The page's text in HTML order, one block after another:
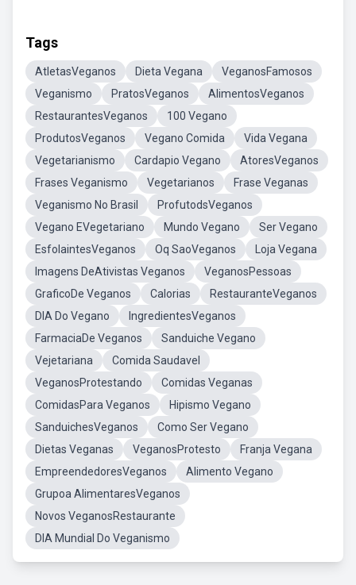
Tags
AtletasVeganos Dieta Vegana
VeganosFamosos
Veganismo
PratosVeganos
AlimentosVeganos
RestaurantesVeganos
100 Vegano
ProdutosVeganos
Vegano Comida
Vida Vegana
Vegetarianismo
Cardapio Vegano
AtoresVeganos
Frases Veganismo
Vegetarianos
Frase Veganas
Veganismo No Brasil
ProfutodsVeganos
Vegano EVegetariano
Mundo Vegano
Ser Vegano
EsfolaintesVeganos
Oq SaoVeganos
Loja Vegana
Imagens DeAtivistas Veganos
VeganosPessoas
GraficoDe Veganos
Calorias
RestauranteVeganos
DIA Do Vegano
IngredientesVeganos
FarmaciaDe Veganos
Sanduiche Vegano
Vejetariana
Comida Saudavel
VeganosProtestando
Comidas Veganas
ComidasPara Veganos
Hipismo Vegano
SanduichesVeganos
Como Ser Vegano
Dietas Veganas
VeganosProtesto
Franja Vegana
EmpreendedoresVeganos
Alimento Vegano
Grupoa AlimentaresVeganos
Novos VeganosRestaurante
DIA Mundial Do Veganismo